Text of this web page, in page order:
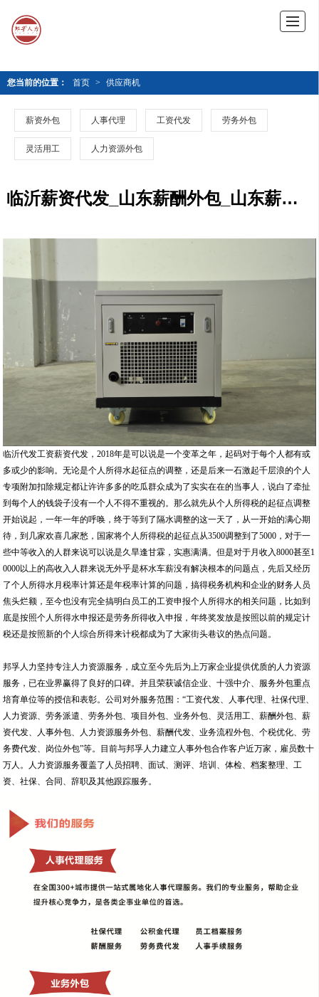
您当前的位置： 首页 > 供应商机
薪资外包 人事代理 工资代发 劳务外包
灵活用工 人力资源外包
临沂薪资代发_山东薪酬外包_山东薪酬优化_山东薪酬管理
临沂代发工资薪资代发，2018年是可以说是一个变革之年，起码对于每个人都有或
多或少的影响。无论是个人所得水起征点的调整，还是后来一石激起千层浪的个人
专项附加扣除规定都让许许多多的吃瓜群众成为了实实在在的当事人，说白了牵扯
到每个人的钱袋子没有一个人不得不重视的。那么就先从个人所得税的起征点调整
开始说起，一年一年的呼唤，终于等到了隔水调整的这一天了，从一开始的满心期
待，到几家欢喜几家愁，国家将个人所得税的起征点从3500调整到了5000，对于一
些中等收入的人群来说可以说是久旱逢甘霖，实惠满满。但是对于月收入8000甚至1
0000以上的高收入人群来说无外乎是杯水车薪没有解决根本的问题点，先后又经历
了个人所得水月税率计算还是年税率计算的问题，搞得税务机构和企业的财务人员
焦头烂额，至今也没有完全搞明白员工的工资申报个人所得水的相关问题，比如到
底是按照个人所得水申报还是劳务所得收入申报，年终奖发放是按照以前的规定计
税还是按照新的个人综合所得来计税都成为了大家街头巷议的热点问题。
邦孚人力坚持专注人力资源服务，成立至今先后为上万家企业提供优质的人力资源
服务，已在业界赢得了良好的口碑。并且荣获诚信企业、十强中介、服务外包重点
培育单位等的授信和表彰。公司对外服务范围：“工资代发、人事代理、社保代理、
人力资源、劳务派遣、劳务外包、项目外包、业务外包、灵活用工、薪酬外包、薪
资代发、人事外包、人力资源服务外包、薪酬代发、业务流程外包、个税优化、劳
务费代发、岗位外包”等。目前与邦孚人力建立人事外包合作客户近万家，雇员数十
万人。人力资源服务覆盖了人员招聘、面试、测评、培训、体检、档案整理、工
资、社保、合同、辞职及其他跟踪服务。